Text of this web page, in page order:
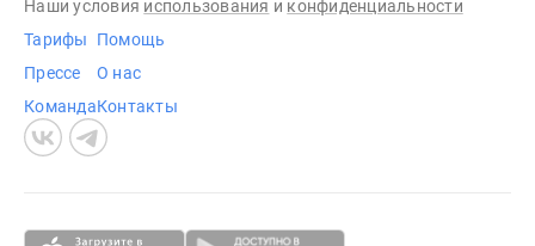
Наши условия использования и конфиденциальности
Тарифы
Прессе
Команда
Помощь
О нас
Контакты